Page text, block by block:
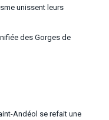
unissent leurs
des Gorges de
Andéol se refait une